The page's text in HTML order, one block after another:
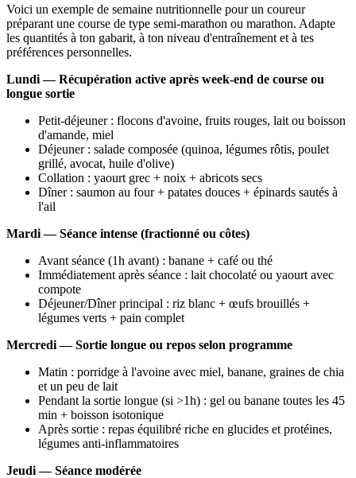
Voici un exemple de semaine nutritionnelle pour un coureur
préparant une course de type semi-marathon ou marathon. Adapte
les quantités à ton gabarit, à ton niveau d'entraînement et à tes
préférences personnelles.
Lundi — Récupération active après week-end de course ou
longue sortie
Petit-déjeuner : flocons d'avoine, fruits rouges, lait ou boisson
d'amande, miel
Déjeuner : salade composée (quinoa, légumes rôtis, poulet
grillé, avocat, huile d'olive)
Collation : yaourt grec + noix + abricots secs
Dîner : saumon au four + patates douces + épinards sautés à
l'ail
Mardi — Séance intense (fractionné ou côtes)
Avant séance (1h avant) : banane + café ou thé
Immédiatement après séance : lait chocolaté ou yaourt avec
compote
Déjeuner/Dîner principal : riz blanc + œufs brouillés +
légumes verts + pain complet
Mercredi — Sortie longue ou repos selon programme
Matin : porridge à l'avoine avec miel, banane, graines de chia
et un peu de lait
Pendant la sortie longue (si >1h) : gel ou banane toutes les 45
min + boisson isotonique
Après sortie : repas équilibré riche en glucides et protéines,
légumes anti-inflammatoires
Jeudi — Séance modérée